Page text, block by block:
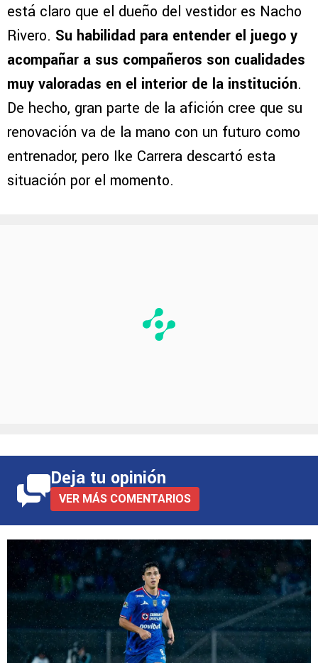
está claro que el dueño del vestidor es Nacho
Rivero. Su habilidad para entender el juego y
acompañar a sus compañeros son cualidades
muy valoradas en el interior de la institución.
De hecho, gran parte de la afición cree que su
renovación va de la mano con un futuro como
entrenador, pero Ike Carrera descartó esta
situación por el momento.
Deja tu opinión
VER MÁS COMENTARIOS